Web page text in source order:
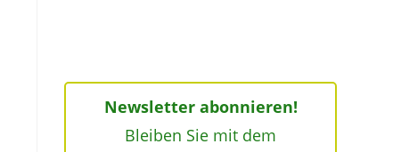
Newsletter abonnieren!
Bleiben Sie mit dem